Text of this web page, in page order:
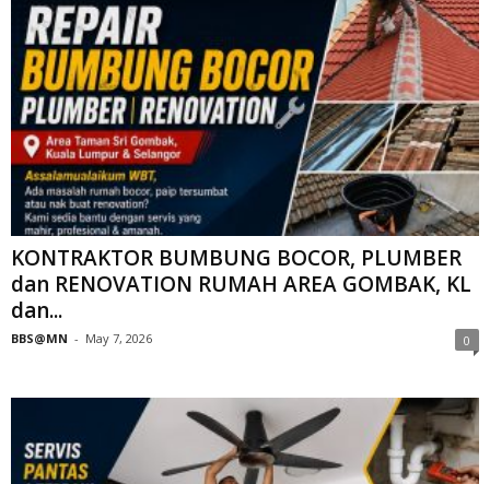
KONTRAKTOR BUMBUNG BOCOR, PLUMBER
dan RENOVATION RUMAH AREA GOMBAK, KL
dan...
BBS@MN - May 7, 2026 0